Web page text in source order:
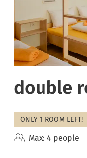
double
ONLY 1 ROOM LEFT!
Max: 4 people